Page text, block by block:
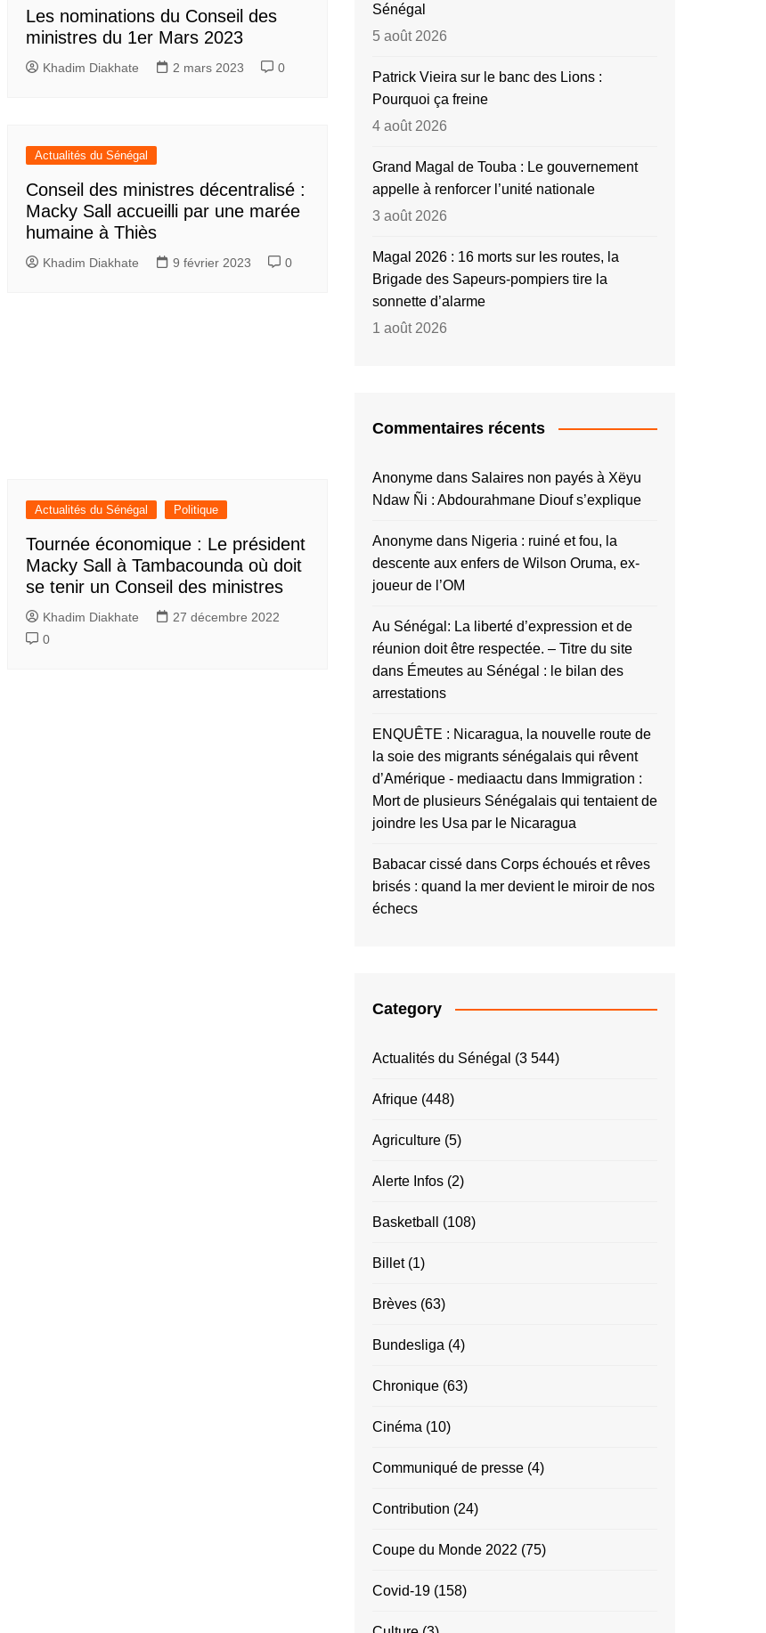
Les nominations du Conseil des
ministres du 1er Mars 2023
Khadim Diakhate 2 mars 2023 0
Actualités du Sénégal
Conseil des ministres décentralisé :
Macky Sall accueilli par une marée
humaine à Thiès
Khadim Diakhate 9 février 2023 0
Actualités du Sénégal Politique
Tournée économique : Le président
Macky Sall à Tambacounda où doit
se tenir un Conseil des ministres
Khadim Diakhate
27 décembre 2022
0
Sénégal
5 août 2026
Patrick Vieira sur le banc des Lions :
Pourquoi ça freine
4 août 2026
Grand Magal de Touba : Le gouvernement
appelle à renforcer l’unité nationale
3 août 2026
Magal 2026 : 16 morts sur les routes, la
Brigade des Sapeurs-pompiers tire la
sonnette d’alarme
1 août 2026
Commentaires récents
Anonyme dans Salaires non payés à Xëyu
Ndaw Ñi : Abdourahmane Diouf s’explique
Anonyme dans Nigeria : ruiné et fou, la
descente aux enfers de Wilson Oruma, ex-
joueur de l’OM
Au Sénégal: La liberté d’expression et de
réunion doit être respectée. – Titre du site
dans Émeutes au Sénégal : le bilan des
arrestations
ENQUÊTE : Nicaragua, la nouvelle route de
la soie des migrants sénégalais qui rêvent
d’Amérique - mediaactu dans Immigration :
Mort de plusieurs Sénégalais qui tentaient de
joindre les Usa par le Nicaragua
Babacar cissé dans Corps échoués et rêves
brisés : quand la mer devient le miroir de nos
échecs
Category
Actualités du Sénégal (3 544)
Afrique (448)
Agriculture (5)
Alerte Infos (2)
Basketball (108)
Billet(1)
Brèves (63)
Bundesliga (4)
Chronique (63)
Cinéma (10)
Communiqué de presse (4)
Contribution (24)
Coupe du Monde 2022 (75)
Covid-19 (158)